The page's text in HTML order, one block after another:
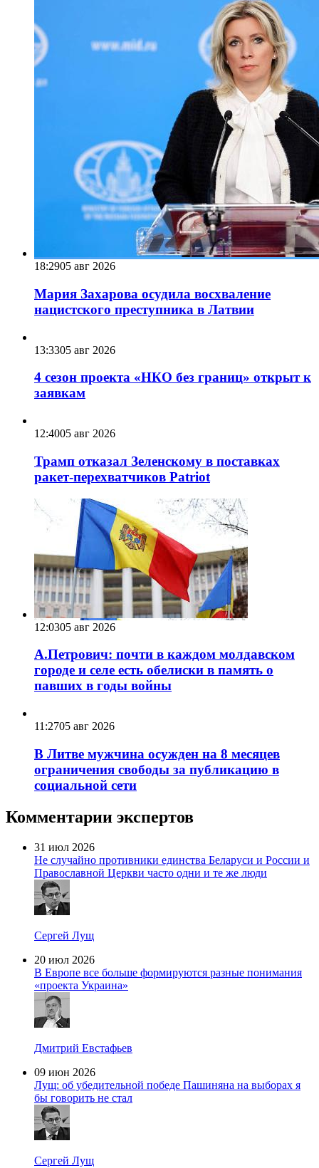
18:2905 авг 2026
Мария Захарова осудила восхваление
нацистского преступника в Латвии
13:3305 авг 2026
4 сезон проекта «НКО без границ» открыт к
заявкам
12:4005 авг 2026
Трамп отказал Зеленскому в поставках
ракет-перехватчиков Patriot
12:0305 авг 2026
А.Петрович: почти в каждом молдавском
городе и селе есть обелиски в память о
павших в годы войны
11:2705 авг 2026
В Литве мужчина осужден на 8 месяцев
ограничения свободы за публикацию в
социальной сети
Комментарии экспертов
31 июл 2026
Не случайно противники единства Беларуси и России и
Православной Церкви часто одни и те же люди
Сергей Лущ
20 июл 2026
В Европе все больше формируются разные понимания
«проекта Украина»
Дмитрий Евстафьев
09 июн 2026
Лущ: об убедительной победе Пашиняна на выборах я
бы говорить не стал
Сергей Лущ